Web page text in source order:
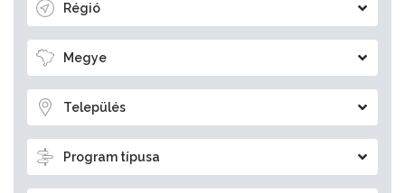
Régió
Megye
Település
Program típusa